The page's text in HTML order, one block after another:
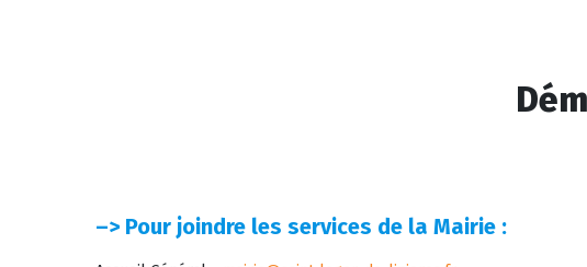
–> Pour joindre les services de la Mairie :